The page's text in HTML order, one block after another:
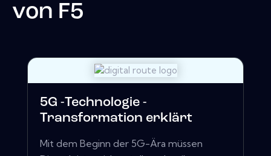
von F5
5G -Technologie -
Transformation erklärt
Mit dem Beginn der 5G-Ära müssen